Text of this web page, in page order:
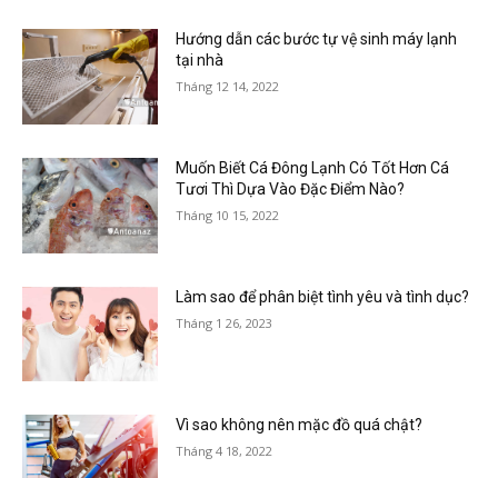
Hướng dẫn các bước tự vệ sinh máy lạnh
tại nhà
Tháng 12 14, 2022
Muốn Biết Cá Đông Lạnh Có Tốt Hơn Cá
Tươi Thì Dựa Vào Đặc Điểm Nào?
Tháng 10 15, 2022
Làm sao để phân biệt tình yêu và tình dục?
Tháng 1 26, 2023
Vì sao không nên mặc đồ quá chật?
Tháng 4 18, 2022